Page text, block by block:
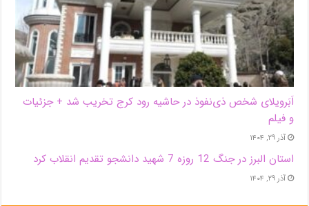
اَبَر‌ویلای شخص ذی‌نفوذ در حاشیه‌ رود کرج تخریب شد + جزئیات
و فیلم
آذر ۲۹, ۱۴۰۴
استان البرز در جنگ 12 روزه 7 شهید دانشجو تقدیم انقلاب کرد
آذر ۲۹, ۱۴۰۴